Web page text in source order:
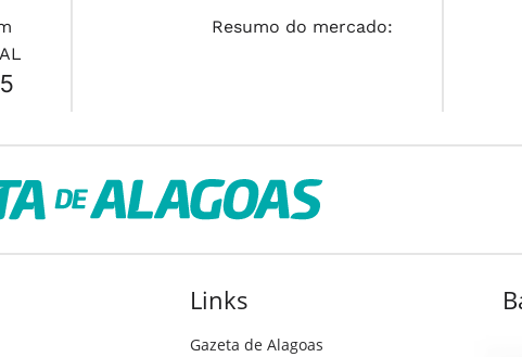
Resumo do mercado:
Links
Gazeta de Alagoas